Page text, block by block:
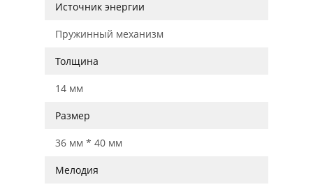
Источник энергии
Пружинный механизм
Толщина
14 мм
Размер
36 мм * 40 мм
Мелодия